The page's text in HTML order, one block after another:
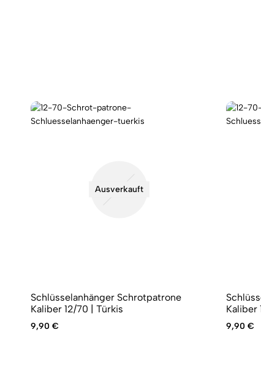
Ausverkauft
Schlüsselanhänger Schrotpatrone
Kaliber 12/70 | Türkis
9,90 €
Kaliber
9,90 €